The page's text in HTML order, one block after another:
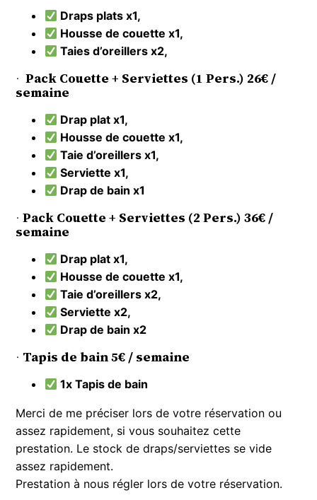
Draps plats x1,
Housse de couette x1,
Taies d’oreillers x2,
·Pack Couette + Serviettes (1 Pers.) 26€ /
semaine
Drap plat x1,
Housse de couette x1,
Taie d’oreillers x1,
Serviette x1,
Drap de bain x1
·Pack Couette + Serviettes (2 Pers.) 36€ /
semaine
Drap plat x1,
Housse de couette x1,
Taie d’oreillers x2,
Serviette x2,
Drap de bain x2
· Tapis de bain 5€ / semaine
1x Tapis de bain
Merci de me préciser lors de votre réservation ou
assez rapidement, si vous souhaitez cette
prestation. Le stock de draps/serviettes se vide
assez rapidement.
Prestation à nous régler lors de votre réservation.